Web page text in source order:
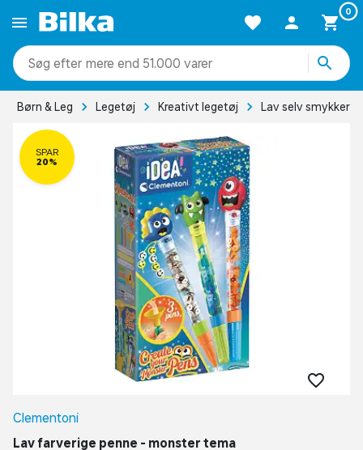
0
mere end 51.000 varer
Børn & Leg Legetøj Kreativt legetøj Lav selv smykker
SPAR
20%
Clementoni
Lav farverige penne - monster tema